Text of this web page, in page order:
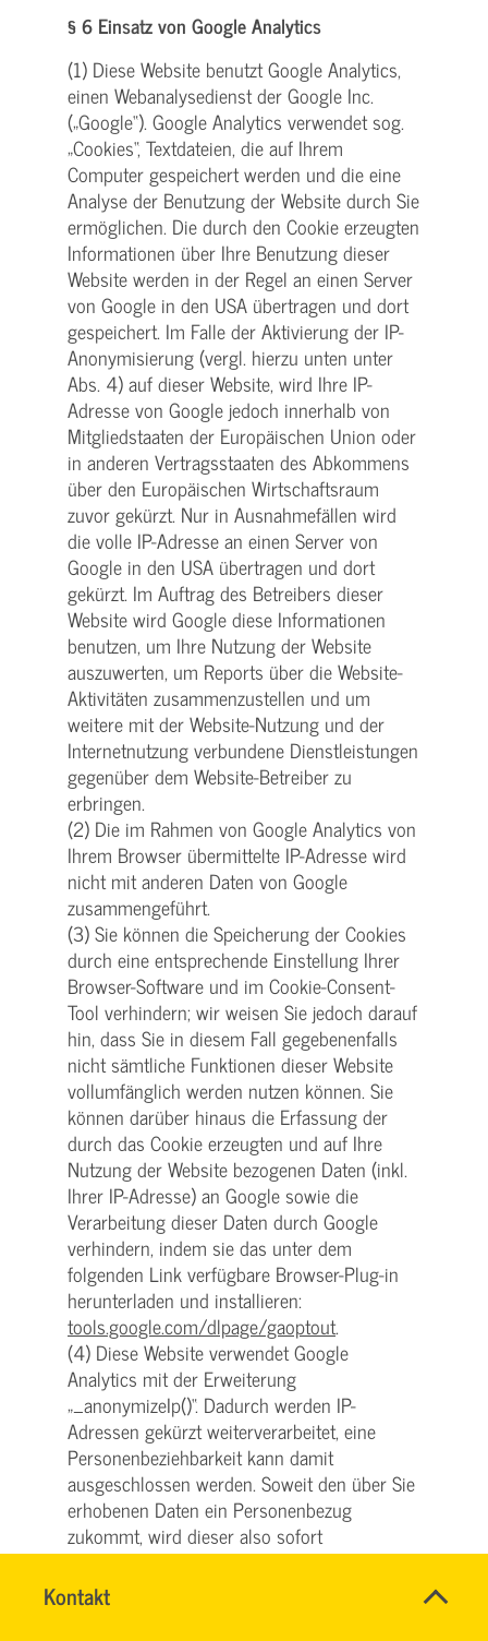
Kontakt
SVG
Name*
§ 6 Einsatz von Google Analytics
(1) Diese Website benutzt Google Analytics,
einen Webanalysedienst der Google Inc.
(„Google“). Google Analytics verwendet sog.
„Cookies“, Textdateien, die auf Ihrem
Computer gespeichert werden und die eine
Analyse der Benutzung der Website durch Sie
ermöglichen. Die durch den Cookie erzeugten
Informationen über Ihre Benutzung dieser
Website werden in der Regel an einen Server
von Google in den USA übertragen und dort
gespeichert. Im Falle der Aktivierung der IP-
Anonymisierung (vergl. hierzu unten unter
Abs. 4) auf dieser Website, wird Ihre IP-
Adresse von Google jedoch innerhalb von
Mitgliedstaaten der Europäischen Union oder
in anderen Vertragsstaaten des Abkommens
über den Europäischen Wirtschaftsraum
zuvor gekürzt. Nur in Ausnahmefällen wird
die volle IP-Adresse an einen Server von
Google in den USA übertragen und dort
gekürzt. Im Auftrag des Betreibers dieser
Website wird Google diese Informationen
benutzen, um Ihre Nutzung der Website
auszuwerten, um Reports über die Website-
Aktivitäten zusammenzustellen und um
weitere mit der Website-Nutzung und der
Internetnutzung verbundene Dienstleistungen
gegenüber dem Website-Betreiber zu
erbringen.
(2) Die im Rahmen von Google Analytics von
Ihrem Browser übermittelte IP-Adresse wird
nicht mit anderen Daten von Google
zusammengeführt.
(3) Sie können die Speicherung der Cookies
durch eine entsprechende Einstellung Ihrer
Browser-Software und im Cookie-Consent-
Tool verhindern; wir weisen Sie jedoch darauf
hin, dass Sie in diesem Fall gegebenenfalls
nicht sämtliche Funktionen dieser Website
vollumfänglich werden nutzen können. Sie
können darüber hinaus die Erfassung der
durch das Cookie erzeugten und auf Ihre
Nutzung der Website bezogenen Daten (inkl.
Ihrer IP-Adresse) an Google sowie die
Verarbeitung dieser Daten durch Google
verhindern, indem sie das unter dem
folgenden Link verfügbare Browser-Plug-in
herunterladen und installieren:
tools.google.com/dlpage/gaoptout.
(4) Diese Website verwendet Google
Analytics mit der Erweiterung
„_anonymizeIp()“. Dadurch werden IP-
Adressen gekürzt weiterverarbeitet, eine
Personenbeziehbarkeit kann damit
ausgeschlossen werden. Soweit den über Sie
erhobenen Daten ein Personenbezug
zukommt, wird dieser also sofort
ausgeschlossen und die personenbezogenen
Daten damit umgehend gelöscht.
(5) Wir nutzen Google Analytics, um die